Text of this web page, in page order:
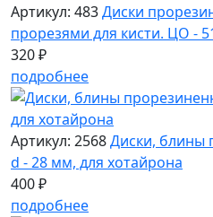
Артикул: 483Диски
прорезями для кисти. ЦО -
320 ₽
подробнее
Артикул: 2568Диски, блины
d - 28 мм, для хотайрона
400 ₽
подробнее